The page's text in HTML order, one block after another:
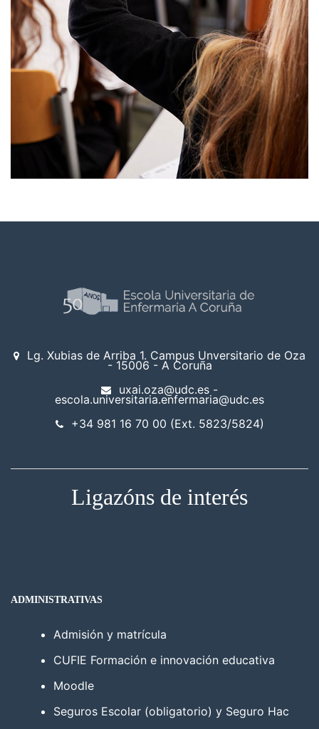
Lg. Xubias de Arriba 1. Campus Unversitario de Oza
- 15006 - A Coruña
uxai.oza@udc.es -
escola.universitaria.enfermaria@udc.es
+34 981 16 70 00 (Ext. 5823/5824)
Ligazóns de interés
ADMINISTRATIVAS
Admisión y matrícula
CUFIE Formación e innovación educativa
Moodle
Seguros Escolar (obligatorio) y Seguro Hac